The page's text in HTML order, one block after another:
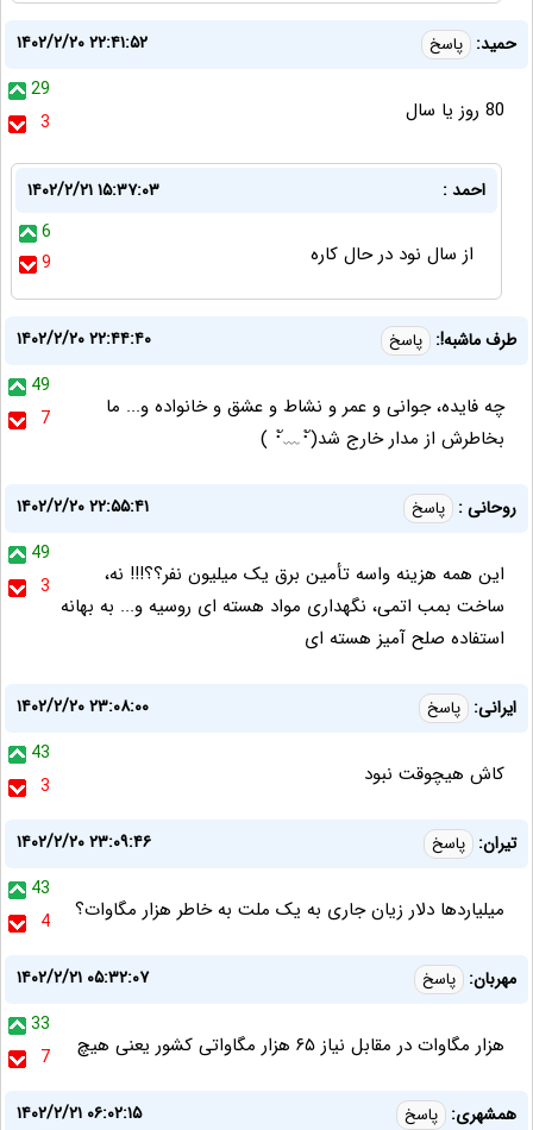
حمید: پاسخ
۱۴۰۲/۲/۲۰ ۲۲:۴۱:۵۲
29
3
80 روز یا سال
احمد :
۱۴۰۲/۲/۲۱ ۱۵:۳۷:۰۳
6
9
از سال نود در حال کاره
طرف ماشبه!: پاسخ
۱۴۰۲/۲/۲۰ ۲۲:۴۴:۴۰
49
7
چه فایده، جوانی و عمر و نشاط و عشق و خانواده و... ما
بخاطرش از مدار خارج شد⁦⁦(⁠ ⁠･ั⁠﹏⁠･ั⁠)⁩
روحانی : پاسخ
۱۴۰۲/۲/۲۰ ۲۲:۵۵:۴۱
49
3
این همه هزینه واسه تأمین برق یک میلیون نفر؟؟!!! نه،
ساخت بمب اتمی، نگهداری مواد هسته ای روسیه و... به بهانه
استفاده صلح آمیز هسته ای
ایرانی: پاسخ
۱۴۰۲/۲/۲۰ ۲۳:۰۸:۰۰
43
3
کاش هیچوقت نبود
تیران: پاسخ
۱۴۰۲/۲/۲۰ ۲۳:۰۹:۴۶
43
4
میلیاردها دلار زیان جاری به یک ملت به خاطر هزار مگاوات؟
مهربان: پاسخ
۱۴۰۲/۲/۲۱ ۰۵:۳۲:۰۷
33
7
هزار مگاوات در مقابل نیاز ۶۵ هزار مگاواتی کشور یعنی هیچ
همشهری: پاسخ
۱۴۰۲/۲/۲۱ ۰۶:۰۲:۱۵